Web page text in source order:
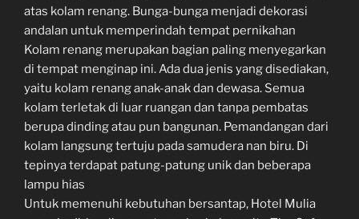
atas kolam renang. Bunga-bunga menjadi dekorasi
andalan untuk memperindah tempat pernikahan
Kolam renang merupakan bagian paling menyegarkan
di tempat menginap ini. Ada dua jenis yang disediakan,
yaitu kolam renang anak-anak dan dewasa. Semua
kolam terletak di luar ruangan dan tanpa pembatas
berupa dinding atau pun bangunan. Pemandangan dari
kolam langsung tertuju pada samudera nan biru. Di
tepinya terdapat patung-patung unik dan beberapa
lampu hias
Untuk memenuhi kebutuhan bersantap, Hotel Mulia